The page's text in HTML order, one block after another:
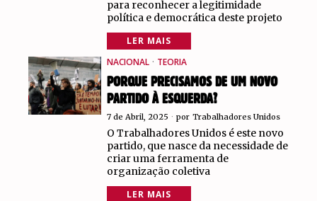
para reconhecer a legitimidade
política e democrática deste projeto
LER MAIS
NACIONAL · TEORIA
PORQUE PRECISAMOS DE UM NOVO
PARTIDO À ESQUERDA?
7 de Abril, 2025 por Trabalhadores Unidos
O Trabalhadores Unidos é este novo
partido, que nasce da necessidade de
criar uma ferramenta de
organização coletiva
LER MAIS